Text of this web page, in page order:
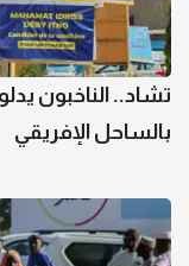
تشاد.. الناخبون
بالساحل الإفريقي